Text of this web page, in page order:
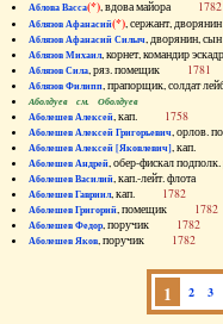
Аблова Васса(*), вдова майора 1782
Аблязов Афанасий(*), сержант,
Аблязов Афанасий Силыч, дворянин,
Аблязов Михаил, корнет, командир
Аблязов Сила, ряз. помещик 1781
Аблязов Филипп, прапорщик, солдат
Аболдуев см. Оболдуев
Аболешев Алексей, кап. 1758
Аболешев Алексей Григорьевич,
Аболешев Алексей [Яковлевич], кап.
Аболешев Андрей, обер-фискал
Аболешев Василий, кап.-лейт. флота
Аболешев Гавриил, кап. 1782
Аболешев Григорий, помещик 1782
Аболешев Федор, поручик 1782
Аболешев Яков, поручик 1782
1 2 3